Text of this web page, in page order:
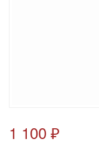
1 100 ₽